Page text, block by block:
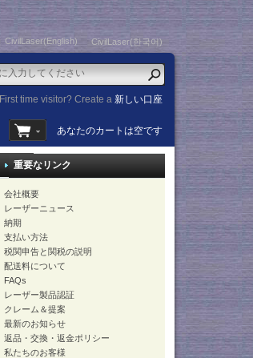
CivilLaser(English) CivilLaser(한국어)
First time visitor? Create a新しい口座
あなたのカートは空です
重要なリンク
会社概要
レーザーニュース
納期
支払い方法
税関申告と関税の説明
配送料について
FAQs
レーザー製品認証
クレーム＆提案
最新のお知らせ
返品・交換・返金ポリシー
私たちのお客様